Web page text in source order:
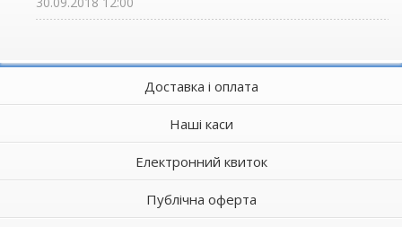
Доставка і оплата
Наші каси
Електронний квиток
Публічна оферта